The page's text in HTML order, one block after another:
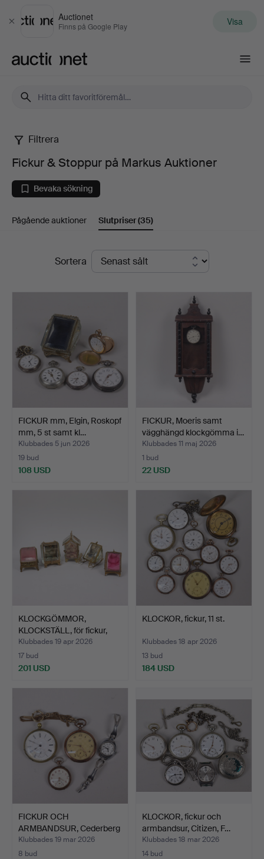
Stäng
Auctionet
Finns på Google Play Visa
Fickur
Stoppur
på
Markus
Auktioner
Filtrera
Fickur & Stoppur på Markus Auktioner
Bevaka sökning
Pågående auktioner Slutpriser(35)
SlutpriserSortera
FICKUR mm, Elgin, Roskopf
mm, 5 st samt kl…
Klubbades 5 jun 2026
19 bud
108 USD
FICKUR, Moeris samt
vägghängd klockgömma i…
Klubbades 11 maj 2026
1 bud
22 USD
KLOCKGÖMMOR,
KLOCKSTÄLL, för fickur,
1800/…
Klubbades 19 apr 2026
17 bud
201 USD
KLOCKOR, fickur, 11 st.
Klubbades 18 apr 2026
13 bud
184 USD
FICKUR OCH
ARMBANDSUR, Cederberg
Ystad, M …
Klubbades 19 mar 2026
8 bud
KLOCKOR, fickur och
armbandsur, Citizen, F…
Klubbades 18 mar 2026
14 bud